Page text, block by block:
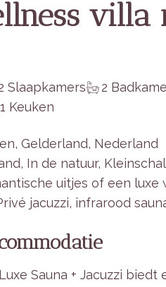
villa
Slaapkamers
2
1 Keuken
Gelderland, Nederland
In de natuur,
uitjes of een
jacuzzi, infrarood
Sauna + Jacuzzi